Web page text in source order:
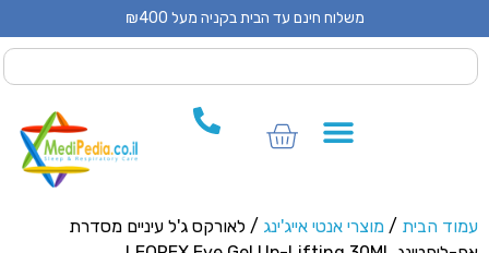
משלוח חינם עד הבית בקניה מעל ₪400
הבית/מוצרי אנטי אייג'ינג/ לאורקס ג'ל עיניים מסדרת